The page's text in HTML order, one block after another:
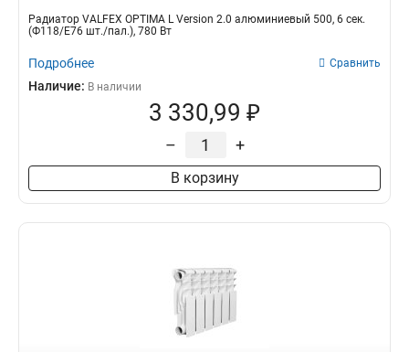
Радиатор VALFEX OPTIMA L Version 2.0 алюминиевый 500, 6 сек.
(Ф118/Е76 шт./пал.), 780 Вт
Подробнее Сравнить
Наличие: В наличии
3 330,99 ₽
– +
В корзину